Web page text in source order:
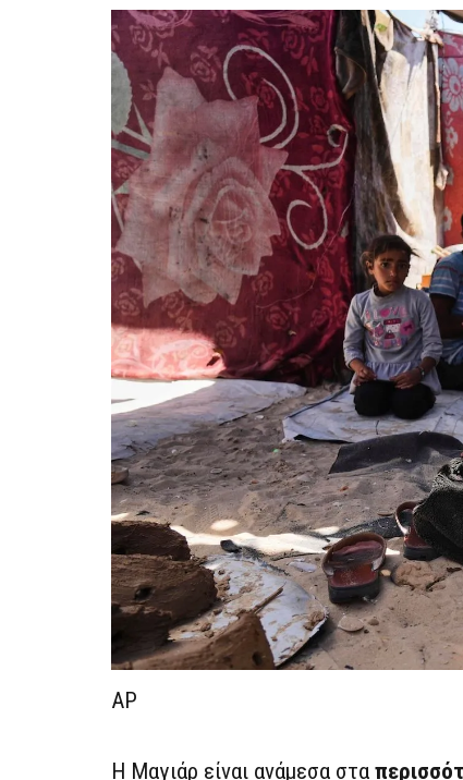
AP
Η Μαγιάρ είναι ανάμεσα στα